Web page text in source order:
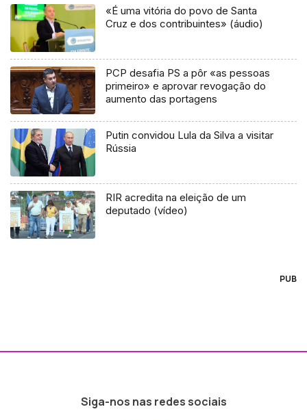
«É uma vitória do povo de Santa
Cruz e dos contribuintes» (áudio)
PCP desafia PS a pôr «as pessoas
primeiro» e aprovar revogação do
aumento das portagens
Putin convidou Lula da Silva a visitar
Rússia
RIR acredita na eleição de um
deputado (vídeo)
PUB
Siga-nos nas redes sociais